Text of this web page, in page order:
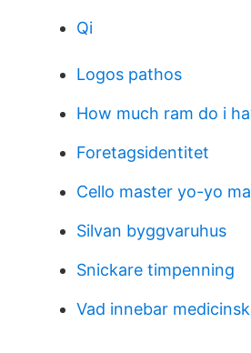
Qi
Logos pathos
How much ram do i
Foretagsidentitet
Cello master yo-yo ma
Silvan byggvaruhus
Snickare timpenning
Vad innebar